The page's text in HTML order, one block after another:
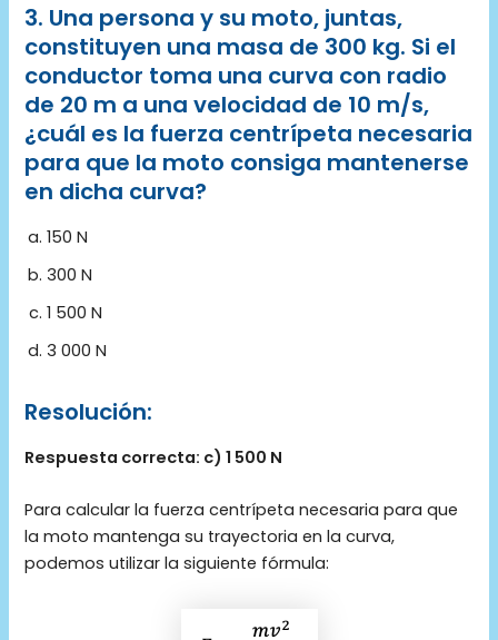
3. Una persona y su moto, juntas,
constituyen una masa de 300 kg. Si el
conductor toma una curva con radio
de 20 m a una velocidad de 10 m/s,
¿cuál es la fuerza centrípeta necesaria
para que la moto consiga mantenerse
en dicha curva?
150 N
300 N
1 500 N
3 000 N
Resolución:
Respuesta correcta: c) 1 500 N
Para calcular la fuerza centrípeta necesaria para que
la moto mantenga su trayectoria en la curva,
podemos utilizar la siguiente fórmula: